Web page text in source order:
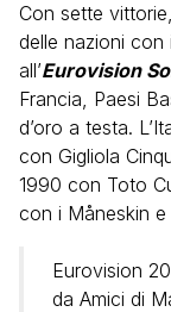
Con sette
delle nazioni con
all’Eurovision
Francia, Paesi
d’oro a testa.
con Gigliola
1990 con Toto
con i Måneskin e
Eurovision
da Amici di